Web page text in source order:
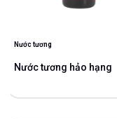
Nước tương
Nước tương hảo hạng